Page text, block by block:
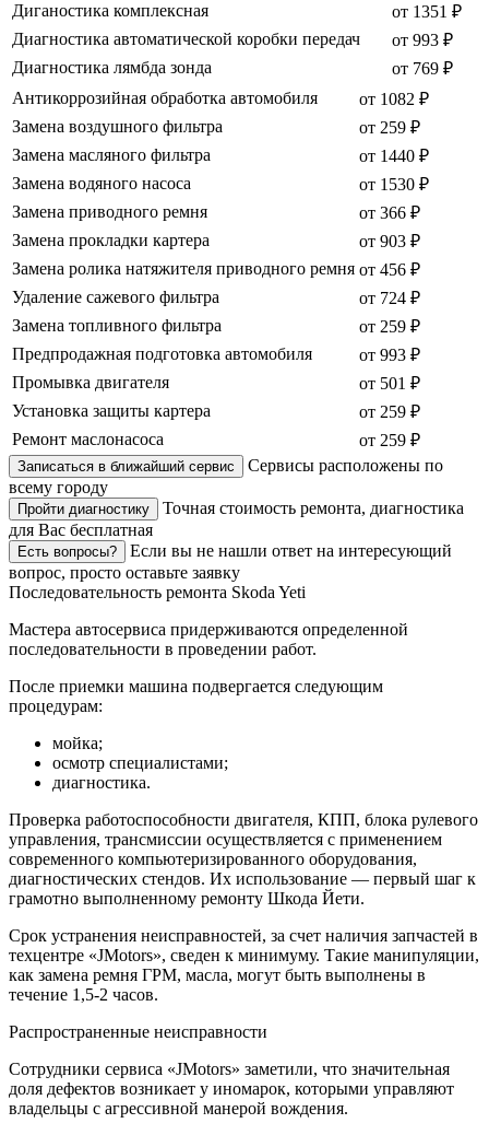
Диганостика комплексная
от 1351 ₽
Диагностика автоматической коробки передач
от 993 ₽
Диагностика лямбда зонда
от 769 ₽
Антикоррозийная обработка автомобиля
от 1082 ₽
Замена воздушного фильтра
от 259 ₽
Замена масляного фильтра
от 1440 ₽
Замена водяного насоса
от 1530 ₽
Замена приводного ремня
от 366 ₽
Замена прокладки картера
от 903 ₽
Замена ролика натяжителя приводного ремня от 456 ₽
Удаление сажевого фильтра
от 724 ₽
Замена топливного фильтра
от 259 ₽
Предпродажная подготовка автомобиля
от 993 ₽
Промывка двигателя
от 501 ₽
Установка защиты картера
от 259 ₽
Ремонт маслонасоса
от 259 ₽
Записаться в ближайший сервис
Сервисы расположены по
всему городу
Пройти диагностику
Точная стоимость ремонта, диагностика
для Вас бесплатная
Есть вопросы?
Если вы не нашли ответ на интересующий
вопрос, просто оставьте заявку
Последовательность ремонта Skoda Yeti
Мастера автосервиса придерживаются определенной
последовательности в проведении работ.
После приемки машина подвергается следующим
процедурам:
мойка;
осмотр специалистами;
диагностика.
Проверка работоспособности двигателя, КПП, блока рулевого
управления, трансмиссии осуществляется с применением
современного компьютеризированного оборудования,
диагностических стендов. Их использование — первый шаг к
грамотно выполненному ремонту Шкода Йети.
Срок устранения неисправностей, за счет наличия запчастей в
техцентре «JMotors», сведен к минимуму. Такие манипуляции,
как замена ремня ГРМ, масла, могут быть выполнены в
течение 1,5-2 часов.
Распространенные неисправности
Сотрудники сервиса «JMotors» заметили, что значительная
доля дефектов возникает у иномарок, которыми управляют
владельцы с агрессивной манерой вождения.